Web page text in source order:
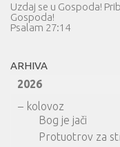
Uzdaj se u Gospoda!
Gospoda!
Psalam 27:14
ARHIVA
2026
– kolovoz
Bog je jači
Protuotrov za